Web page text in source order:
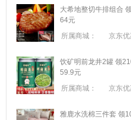
大希地整切牛排组合
64元
所属商城：
京东优
饮矿明前龙井2罐 领
59.9元
所属商城：
京东优
雅鹿水洗棉三件套 领